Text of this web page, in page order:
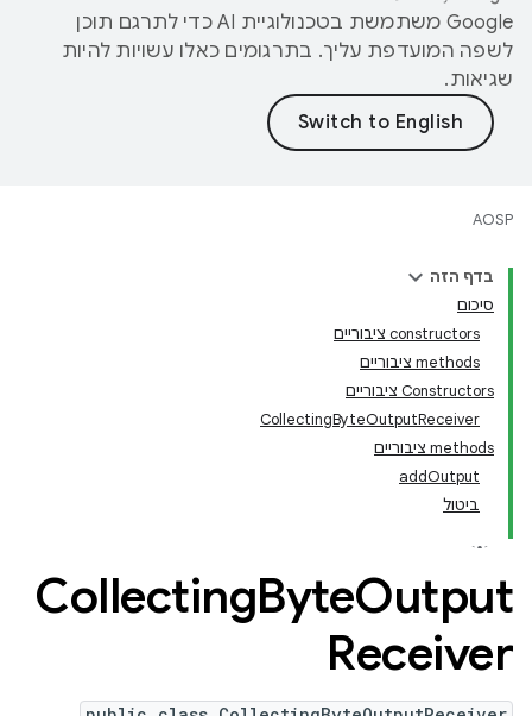
‫Google משתמשת בטכנולוגיית AI כדי לתרגם תוכן
לשפה המועדפת עליך. בתרגומים כאלו עשויות להיות
שגיאות.
AOSP
בדף הזה
סיכום
‫constructors ציבוריים
‫methods ציבוריים
Constructors ציבוריים
CollectingByteOutputReceiver
‫methods ציבוריים
addOutput
ביטול
CollectingByteOutput
Receiver